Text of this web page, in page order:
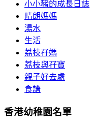
小小豬的成長日誌
晴朗媽媽
湯水
生活
荔枝孖媽
荔枝與孖寶
親子好去處
食譜
香港幼稚園名單